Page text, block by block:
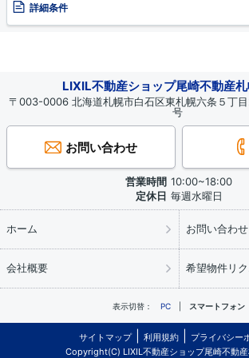
詳細条件
LIXIL不動産ショップ尾崎不動産
〒003-0006 北海道札幌市白石区東札幌六条５丁
号
お問い合わせ
営業時間 10:00~18:00
定休日 毎週水曜日
ホーム お問い合わせ
会社概要 希望物件リ
表示切替： PC スマートフォン
サイトマップ 利用規約
プライバシー
Copyright(C) LIXIL不動産ショップ尾崎不動